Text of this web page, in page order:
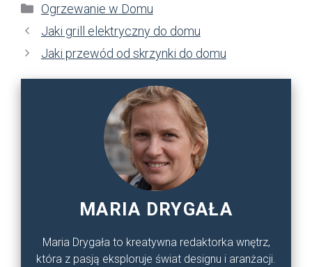
Kategorie
Ogrzewanie w Domu
Jaki grill elektryczny do domu
Jaki przewód od skrzynki do domu
MARIA DRYGAŁA
Maria Drygała to kreatywna redaktorka wnętrz,
która z pasją eksploruje świat designu i aranżacji.